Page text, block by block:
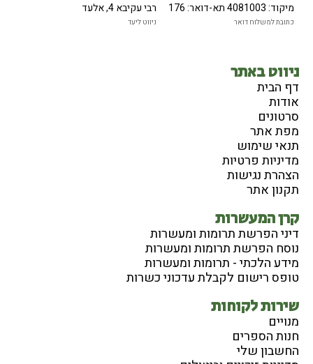
מיקוד: 4081003 תא-דואר: 176
כתובת למשלוח דואר
רבי עקיבא 4, אלעד
ניווט ליעד
ניווט באתר
דף הבית
אודות
סרטונים
מפת אתר
תנאי שימוש
מדיניות פרטיות
הצהרת נגישות
תקנון אתר
קרן המעשרות
דיני הפרשת תרומות ומעשרות
נוסח הפרשת תרומות ומעשרות
מידע הלכתי - תרומות ומעשרות
טופס רישום לקבלת עדכוני כשרות
שירות לקוחות
מנויים
חנות הספרים
החשבון שלי